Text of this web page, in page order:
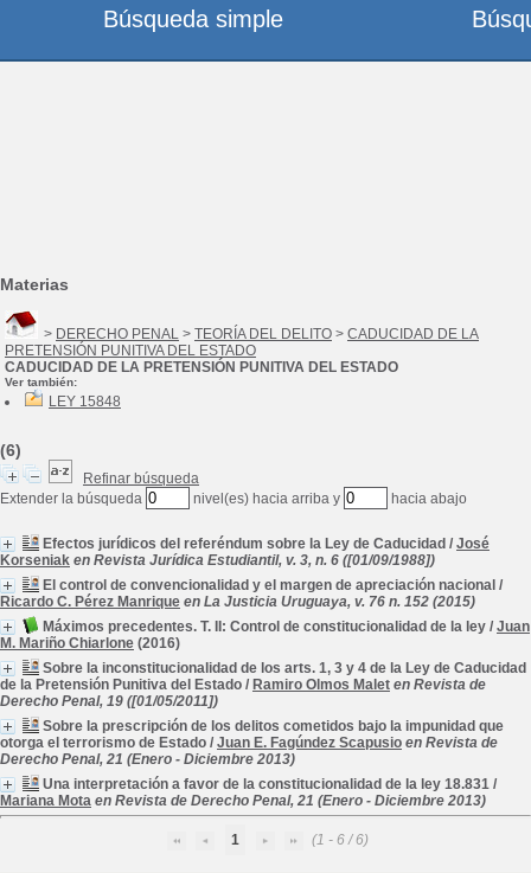
Materias
> DERECHO PENAL > TEORÍA DEL DELITO > CADUCIDAD DE LA
PRETENSIÓN PUNITIVA DEL ESTADO
CADUCIDAD DE LA PRETENSIÓN PUNITIVA DEL ESTADO
Ver también:
LEY 15848
(6)
Refinar búsqueda
Extender la búsqueda
nivel(es) hacia arriba y hacia abajo
Efectos jurídicos del referéndum sobre la Ley de Caducidad / José
Korseniak en Revista Jurídica Estudiantil, v. 3, n. 6 ([01/09/1988])
El control de convencionalidad y el margen de apreciación nacional /
Ricardo C. Pérez Manrique en La Justicia Uruguaya, v. 76 n. 152 (2015)
Máximos precedentes. T. II: Control de constitucionalidad de la ley / Juan
M. Mariño Chiarlone (2016)
Sobre la inconstitucionalidad de los arts. 1, 3 y 4 de la Ley de Caducidad
de la Pretensión Punitiva del Estado / Ramiro Olmos Malet en Revista de
Derecho Penal, 19 ([01/05/2011])
Sobre la prescripción de los delitos cometidos bajo la impunidad que
otorga el terrorismo de Estado / Juan E. Fagúndez Scapusio en Revista de
Derecho Penal, 21 (Enero - Diciembre 2013)
Una interpretación a favor de la constitucionalidad de la ley 18.831 /
Mariana Mota en Revista de Derecho Penal, 21 (Enero - Diciembre 2013)
1 (1 - 6 / 6)
Búsqueda simple